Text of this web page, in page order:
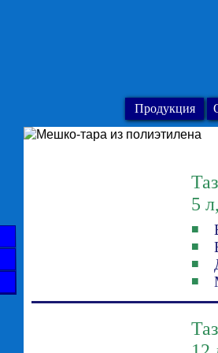
■
■
■
■
5
Продукция